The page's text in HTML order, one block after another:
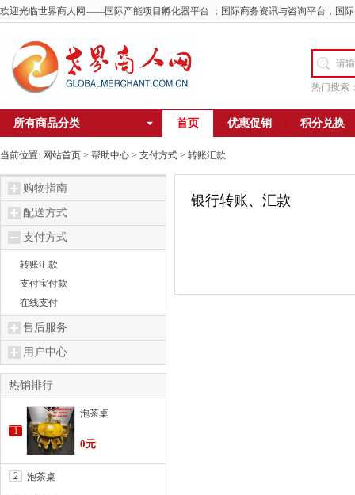
欢迎光临世界商人网——国际产能项目孵化器平台 ；国际商务资讯与咨询平台，国
热门搜索
所有商品分类 首页 优惠促销 积分兑换
当前位置: 网站首页 > 帮助中心 > 支付方式 > 转账汇款
购物指南
配送方式
支付方式
转账汇款
支付宝付款
在线支付
售后服务
用户中心
热销排行
1
泡茶桌
0元
2 泡茶桌
银行转账、汇款